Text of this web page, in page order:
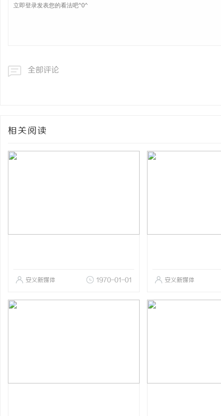
全部评论
相关阅读
安义新媒体 1970-01-01 安义新媒体